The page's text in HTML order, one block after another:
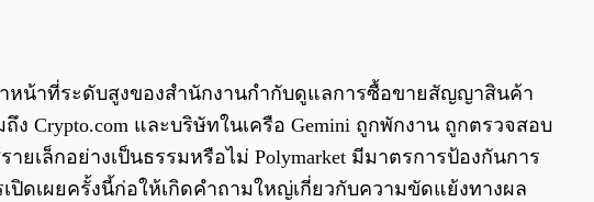
าหน้าที่ระดับสูงของสำนักงานกำกับดูแลการซื้อขายสัญญาสินค้า
Crypto.com และบริษัทในเครือ Gemini ถูกพักงาน ถูกตรวจสอบ
เล็กอย่างเป็นธรรมหรือไม่ Polymarket มีมาตรการป้องกันการ
ดเผยครั้งนี้ก่อให้เกิดคำถามใหญ่เกี่ยวกับความขัดแย้งทางผล